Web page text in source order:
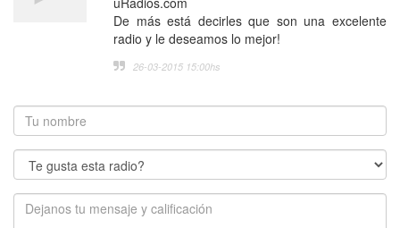
De más está decirles que son una excelente
radio y le deseamos lo mejor!
26-03-2015 15:00hs